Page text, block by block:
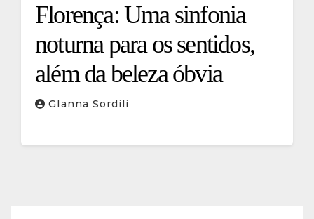
Florença: Uma sinfonia
noturna para os sentidos,
além da beleza óbvia
GIanna Sordili